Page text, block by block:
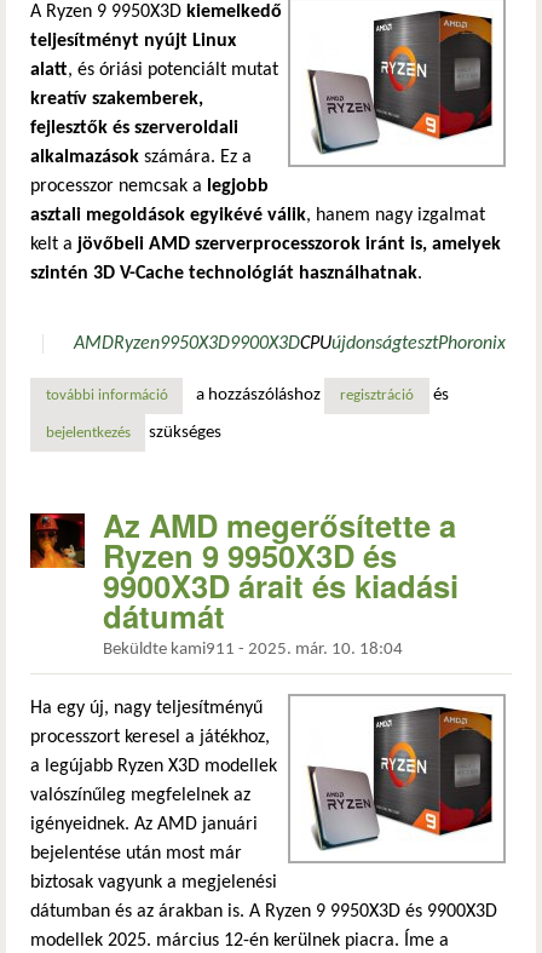
A Ryzen 9 9950X3D kiemelkedő
teljesítményt nyújt Linux
alatt, és óriási potenciált mutat
kreatív szakemberek,
fejlesztők és szerveroldali
alkalmazások számára. Ez a
processzor nemcsak a legjobb
asztali megoldások egyikévé válik, hanem nagy izgalmat
kelt a jövőbeli AMD szerverprocesszorok iránt is, amelyek
szintén 3D V-Cache technológiát használhatnak.
AMDRyzen9950X3D9900X3DCPUújdonságtesztPhoronix
további információaz amd megerősítette a ryzen 9 9950x3d és 9900x3d
a hozzászóláshoz regisztráció és
bejelentkezés szükséges
Az AMD megerősítette a
Ryzen 9 9950X3D és
9900X3D árait és kiadási
dátumát
Beküldte kami911 - 2025. már. 10. 18:04
Ha egy új, nagy teljesítményű
processzort keresel a játékhoz,
a legújabb Ryzen X3D modellek
valószínűleg megfelelnek az
igényeidnek. Az AMD januári
bejelentése után most már
biztosak vagyunk a megjelenési
dátumban és az árakban is. A Ryzen 9 9950X3D és 9900X3D
modellek 2025. március 12-én kerülnek piacra. Íme a